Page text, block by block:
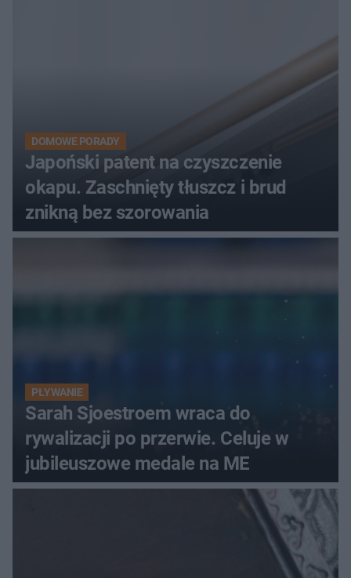
DOMOWE PORADY
Japoński patent na czyszczenie
okapu. Zaschnięty tłuszcz i brud
znikną bez szorowania
PŁYWANIE
Sarah Sjoestroem wraca do
rywalizacji po przerwie. Celuje w
jubileuszowe medale na ME